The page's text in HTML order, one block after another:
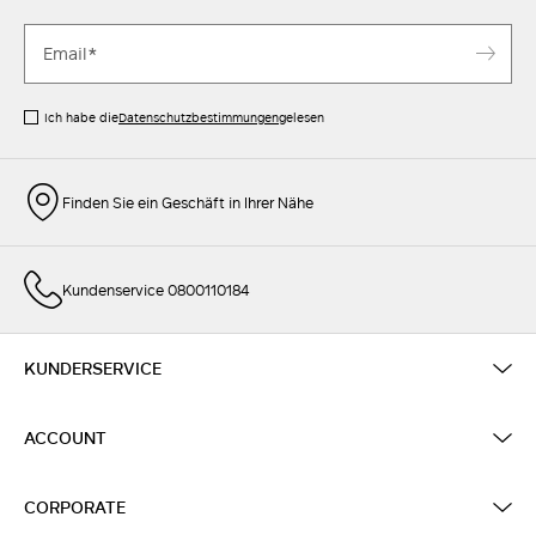
Ich habe dieDatenschutzbestimmungengelesen
Finden Sie ein Geschäft in Ihrer Nähe
Kundenservice 0800110184
KUNDERSERVICE
ACCOUNT
CORPORATE